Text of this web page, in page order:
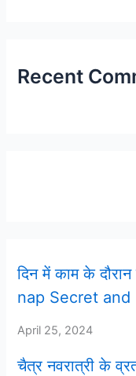
Recent
दिन में काम के
nap Secret
April 25, 2024
चैत्र नवरात्री के